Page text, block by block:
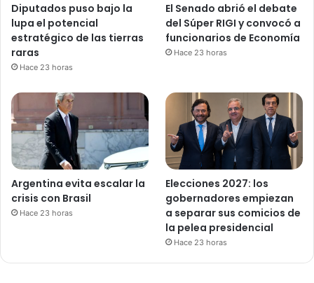
Diputados puso bajo la
lupa el potencial
estratégico de las tierras
raras
Hace 23 horas
El Senado abrió el debate
del Súper RIGI y convocó a
funcionarios de Economía
Hace 23 horas
Argentina evita escalar la
crisis con Brasil
Hace 23 horas
Elecciones 2027: los
gobernadores empiezan
a separar sus comicios de
la pelea presidencial
Hace 23 horas